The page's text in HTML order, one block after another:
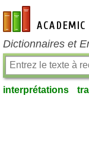
fr-academic.com
Dictionnaires et
interprétations